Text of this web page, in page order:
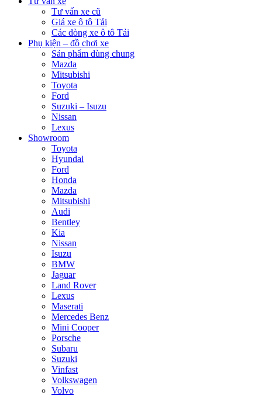
Tư vấn xe cũ
Giá xe ô tô Tải
Các dòng xe ô tô Tải
Phụ kiện – đồ chơi xe
Sản phẩm dùng chung
Mazda
Mitsubishi
Toyota
Ford
Suzuki – Isuzu
Nissan
Lexus
Showroom
Toyota
Hyundai
Ford
Honda
Mazda
Mitsubishi
Audi
Bentley
Kia
Nissan
Isuzu
BMW
Jaguar
Land Rover
Lexus
Maserati
Mercedes Benz
Mini Cooper
Porsche
Subaru
Suzuki
Vinfast
Volkswagen
Volvo